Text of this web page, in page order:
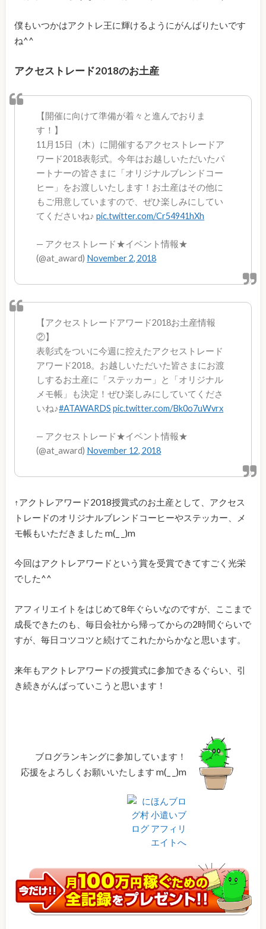
僕もいつかはアクトレ王に輝けるようにがんばりたいです
ね^^
アクセストレード2018のお土産
【開催に向けて準備が着々と進んでおりま
す！】
11月15日（木）に開催するアクセストレードア
ワード2018表彰式。今年はお越しいただいたパ
ートナーの皆さまに「オリジナルブレンドコー
ヒー」をお渡しいたします！お土産はその他に
もご用意していますので、ぜひ楽しみにしてい
てくださいね♪pic.twitter.com/Cr54941hXh
— アクセストレード★イベント情報★
(@at_award) November 2, 2018
【アクセストレードアワード2018お土産情報
②】
表彰式をついに今週に控えたアクセストレード
アワード2018。お越しいただいた皆さまにお渡
しするお土産に「ステッカー」と「オリジナル
メモ帳」も決定！ぜひ楽しみにしていてくださ
いね♪#ATAWARDS pic.twitter.com/Bk0o7uWvrx
— アクセストレード★イベント情報★
(@at_award) November 12, 2018
↑アクトレアワード2018授賞式のお土産として、アクセス
トレードのオリジナルブレンドコーヒーやステッカー、メ
モ帳もいただきました m(_ _)m
今回はアクトレアワードという賞を受賞できてすごく光栄
でした^^
アフィリエイトをはじめて8年ぐらいなのですが、ここまで
成長できたのも、毎日会社から帰ってからの2時間ぐらいで
すが、毎日コツコツと続けてこれたからかなと思います。
来年もアクトレアワードの授賞式に参加できるぐらい、引
き続きがんばっていこうと思います！
ブログランキングに参加しています！
応援をよろしくお願いいたします m(_ _)m